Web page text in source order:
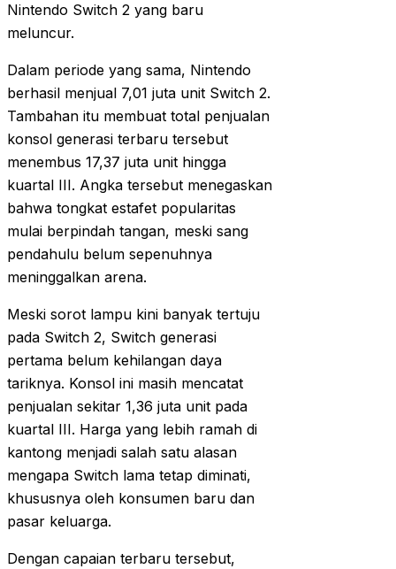
Nintendo Switch 2 yang baru
meluncur.
Dalam periode yang sama, Nintendo
berhasil menjual 7,01 juta unit Switch 2.
Tambahan itu membuat total penjualan
konsol generasi terbaru tersebut
menembus 17,37 juta unit hingga
kuartal III. Angka tersebut menegaskan
bahwa tongkat estafet popularitas
mulai berpindah tangan, meski sang
pendahulu belum sepenuhnya
meninggalkan arena.
Meski sorot lampu kini banyak tertuju
pada Switch 2, Switch generasi
pertama belum kehilangan daya
tariknya. Konsol ini masih mencatat
penjualan sekitar 1,36 juta unit pada
kuartal III. Harga yang lebih ramah di
kantong menjadi salah satu alasan
mengapa Switch lama tetap diminati,
khususnya oleh konsumen baru dan
pasar keluarga.
Dengan capaian terbaru tersebut,